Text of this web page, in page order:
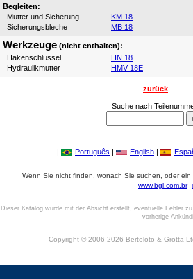
Begleiten:
Mutter und Sicherung
KM 18
Sicherungsbleche
MB 18
Werkzeuge (nicht enthalten):
Hakenschlüssel
HN 18
Hydraulikmutter
HMV 18E
zurück
Suche nach
| Português | English |
Wenn Sie nicht finden, wonach Sie suchen, oder
www.bgl.com.br
Dieser Katalog wurde mit der Absicht erstellt, eventuelle Fehler
vorherige
Copyright © 2006-2026 Bertoloto & Grotta